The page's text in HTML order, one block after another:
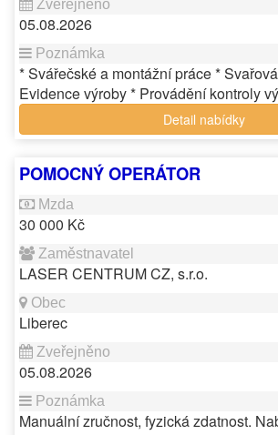
05.08.2026
* Svářečské a montážní práce *
Evidence výroby * Provádění kontroly
Detail nabídky
POMOCNÝ OPERÁTOR
30 000 Kč
LASER CENTRUM CZ, s.r.o.
Liberec
05.08.2026
Manuální zručnost, fyzická zdatnost.